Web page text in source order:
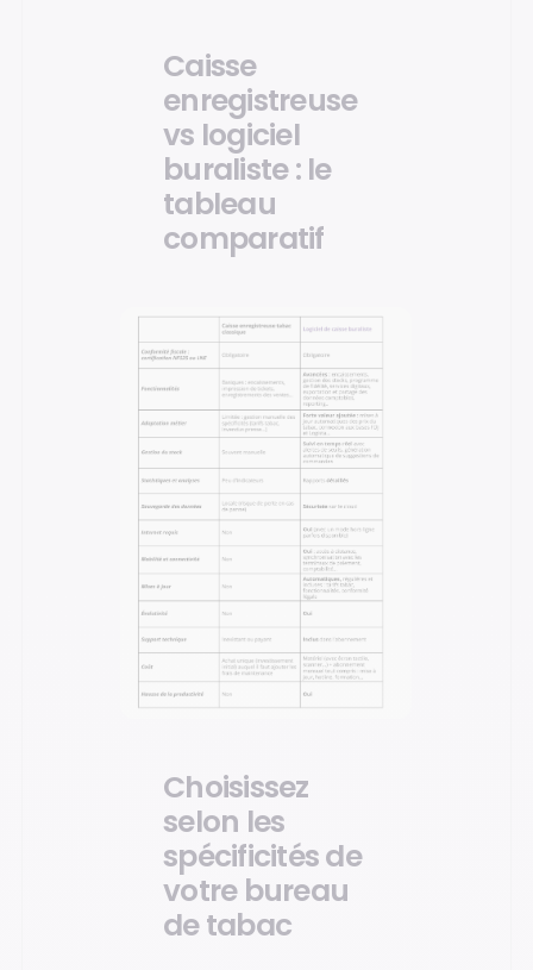
Caisse
enregistreuse
vs logiciel
buraliste : le
tableau
comparatif
Choisissez
selon les
spécificités de
votre bureau
de tabac